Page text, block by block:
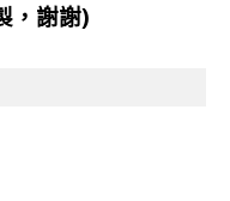
，謝謝)